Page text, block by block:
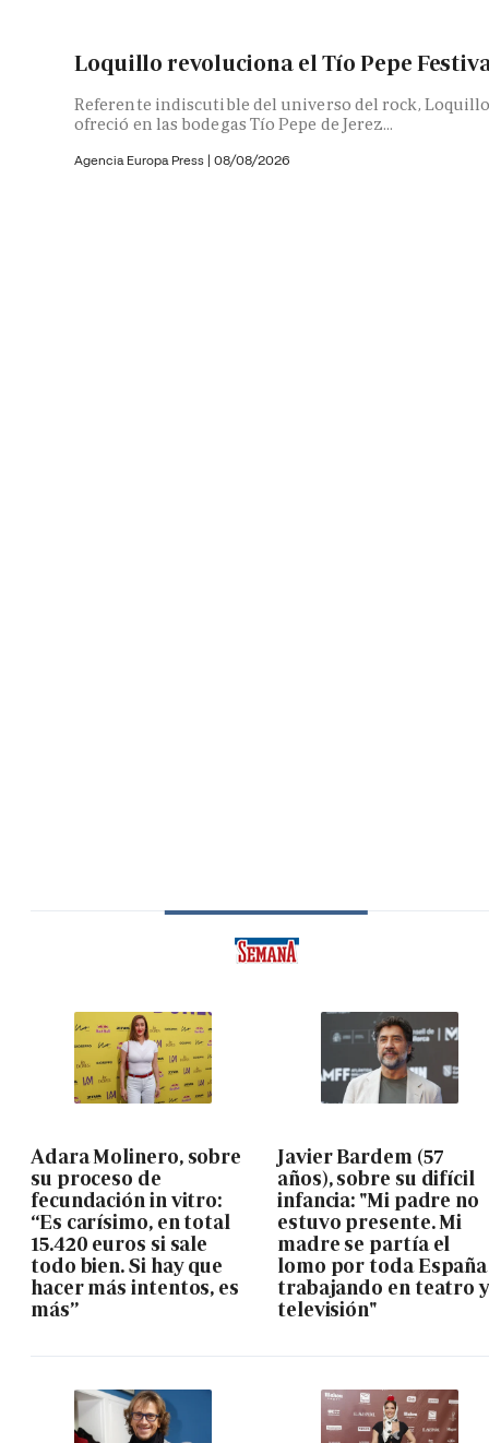
Loquillo revoluciona el Tío Pepe
Referente indiscutible del universo del rock,
ofreció en las bodegas Tío Pepe de Jerez...
Agencia Europa Press | 08/08/2026
Adara Molinero, sobre
su proceso de
fecundación in vitro:
“Es carísimo, en total
15.420 euros si sale
todo bien. Si hay que
hacer más intentos, es
más”
Javier Bardem (57
años), sobre su difícil
infancia: "Mi padre no
estuvo presente. Mi
madre se partía el
lomo por toda España
trabajando en teatro
televisión"